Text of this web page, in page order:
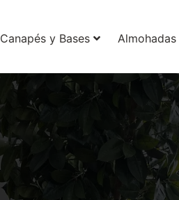
Canapés y Bases Almohadas